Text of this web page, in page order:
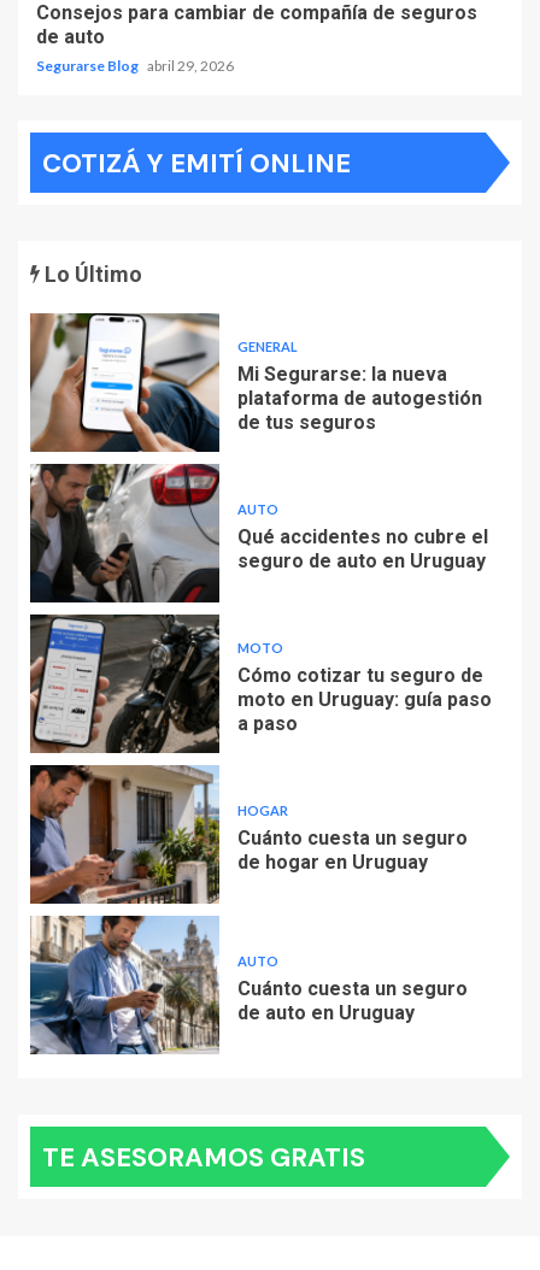
Consejos para cambiar de compañía de seguros
de auto
Segurarse Blog abril 29, 2026
COTIZÁ Y EMITÍ ONLINE
Lo Último
GENERAL
Mi Segurarse: la nueva
plataforma de autogestión
de tus seguros
AUTO
Qué accidentes no cubre el
seguro de auto en Uruguay
MOTO
Cómo cotizar tu seguro de
moto en Uruguay: guía paso
a paso
HOGAR
Cuánto cuesta un seguro
de hogar en Uruguay
AUTO
Cuánto cuesta un seguro
de auto en Uruguay
TE ASESORAMOS GRATIS